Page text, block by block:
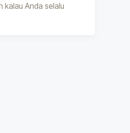
kalau Anda selalu